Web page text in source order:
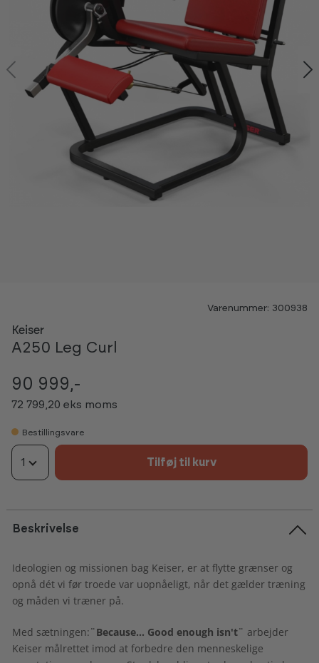
Varenummer: 300938
Keiser
A250 Leg Curl
90 999,-
72 799,20 eks moms
Bestillingsvare
1 Tilføj til kurv
Beskrivelse
Ideologien og missionen bag Keiser, er at flytte grænser og
opnå dét vi før troede var uopnåeligt, når det gælder træning
og måden vi træner på.
Med sætningen:¨Because... Good enough isn't¨ arbejder
Keiser målrettet imod at forbedre den menneskelige